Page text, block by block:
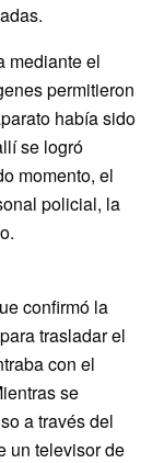
mediante el
permitieron
había sido
se logró
momento, el
policial, la
confirmó la
trasladar el
con el
se
a través del
un televisor de